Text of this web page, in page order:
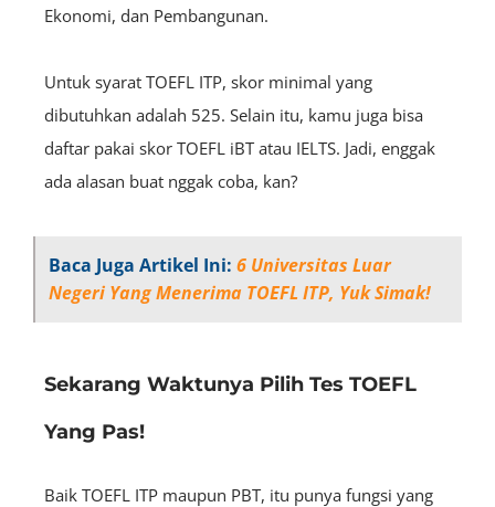
Ekonomi, dan Pembangunan.
Untuk syarat TOEFL ITP, skor minimal yang
dibutuhkan adalah 525. Selain itu, kamu juga bisa
daftar pakai skor TOEFL iBT atau IELTS. Jadi, enggak
ada alasan buat nggak coba, kan?
Baca Juga Artikel Ini: 6 Universitas Luar
Negeri Yang Menerima TOEFL ITP, Yuk Simak!
Sekarang Waktunya Pilih Tes TOEFL
Yang Pas!
Baik TOEFL ITP maupun PBT, itu punya fungsi yang